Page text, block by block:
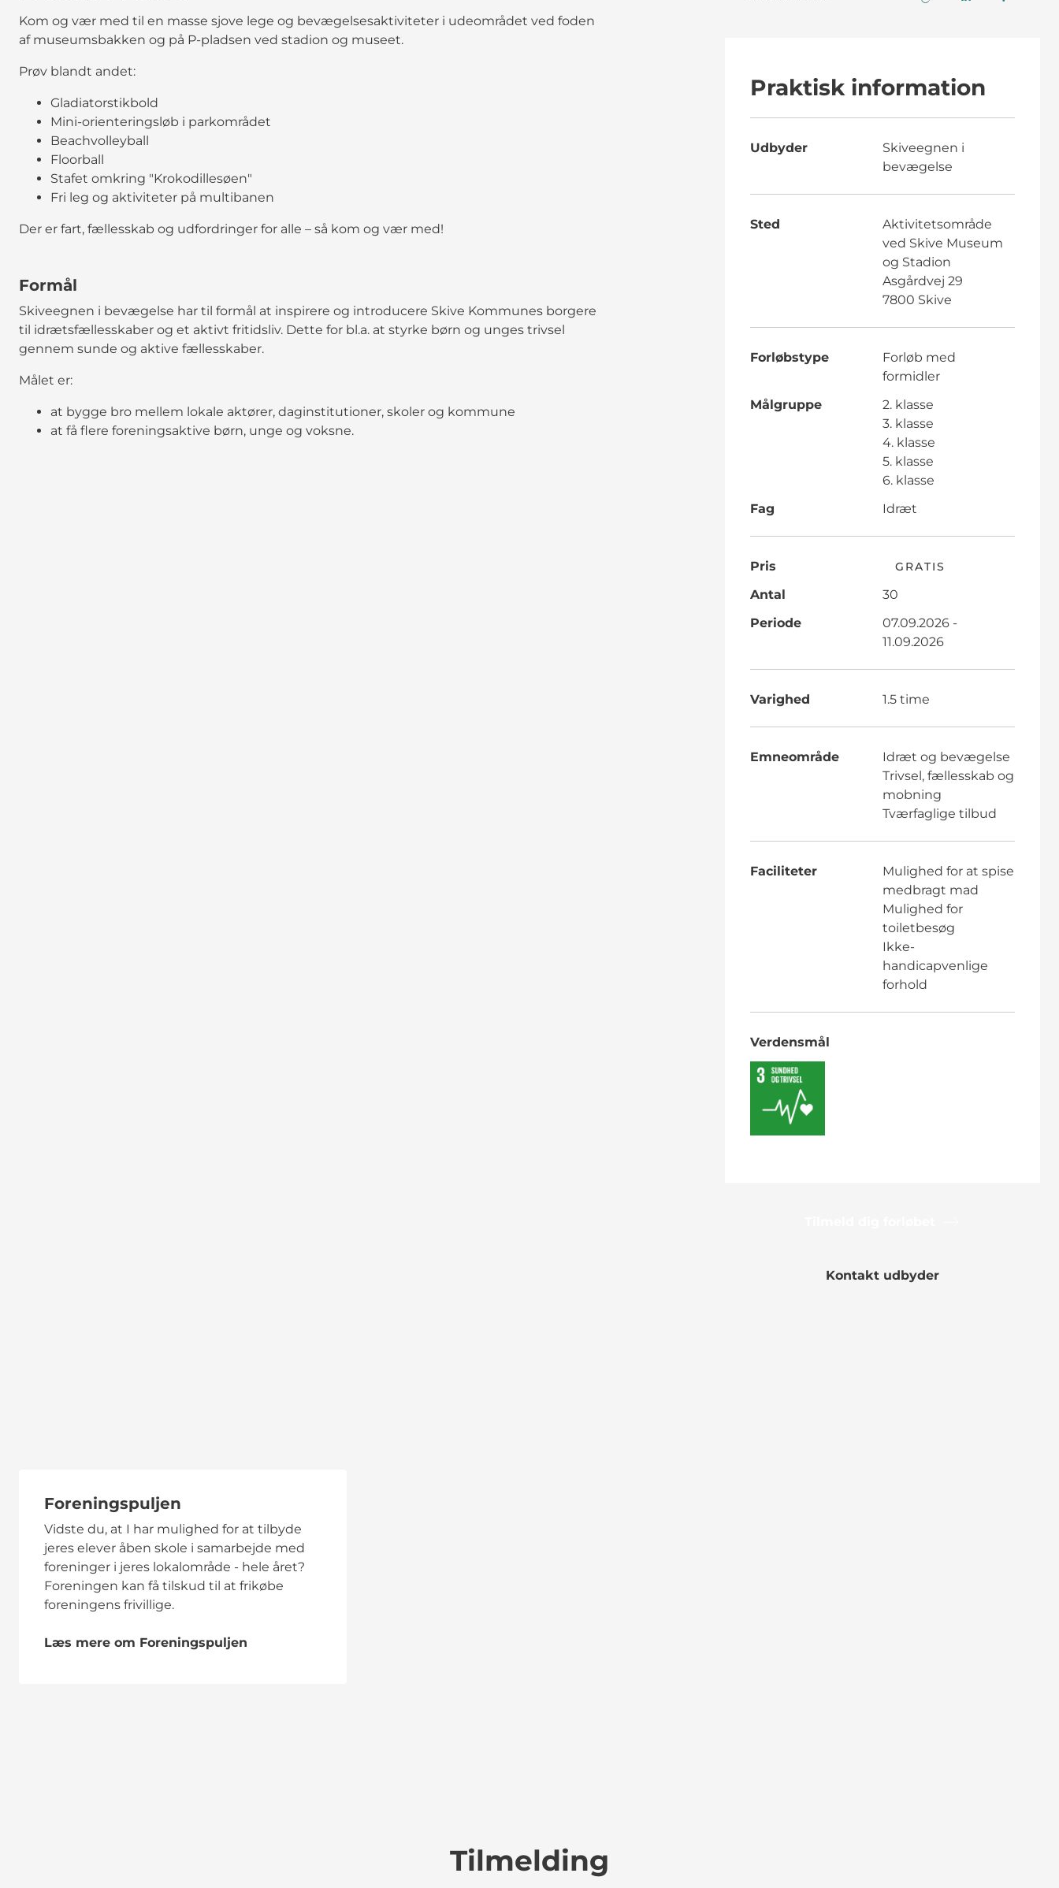
Kom og vær med til en masse sjove lege og bevægelsesaktiviteter i udeområdet ved foden
af museumsbakken og på P-pladsen ved stadion og museet.
Prøv blandt andet:
Gladiatorstikbold
Mini-orienteringsløb i parkområdet
Beachvolleyball
Floorball
Stafet omkring "Krokodillesøen"
Fri leg og aktiviteter på multibanen
Der er fart, fællesskab og udfordringer for alle – så kom og vær med!
Formål
Skiveegnen i bevægelse har til formål at inspirere og introducere Skive Kommunes borgere
til idrætsfællesskaber og et aktivt fritidsliv. Dette for bl.a. at styrke børn og unges trivsel
gennem sunde og aktive fællesskaber.
Målet er:
at bygge bro mellem lokale aktører, daginstitutioner, skoler og kommune
at få flere foreningsaktive børn, unge og voksne.
Praktisk information
Udbyder
Skiveegnen i
bevægelse
Sted
Aktivitetsområde
ved Skive Museum
og Stadion
Asgårdvej 29
7800 Skive
Forløbstype
Forløb med
formidler
Målgruppe
2. klasse
3. klasse
4. klasse
5. klasse
6. klasse
Fag
Idræt
Pris GRATIS
Antal
30
Periode
07.09.2026 -
11.09.2026
Varighed 1.5 time
Emneområde
Idræt og bevægelse
Trivsel, fællesskab og
mobning
Tværfaglige tilbud
Faciliteter
Mulighed for at spise
medbragt mad
Mulighed for
toiletbesøg
Ikke-
handicapvenlige
forhold
Verdensmål
Kontakt udbyder
Foreningspuljen
Vidste du, at I har mulighed for at tilbyde
jeres elever åben skole i samarbejde med
foreninger i jeres lokalområde - hele året?
Foreningen kan få tilskud til at frikøbe
foreningens frivillige.
Læs mere om Foreningspuljen
Tilmelding